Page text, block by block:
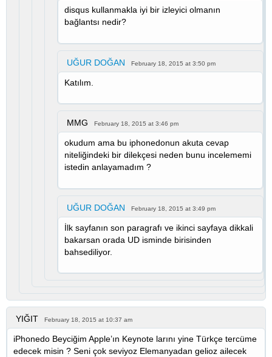
disqus kullanmakla iyi bir izleyici olmanın
bağlantsı nedir?
UĞUR DOĞAN February 18, 2015 at 3:50 pm
Katılım.
MMG February 18, 2015 at 3:46 pm
okudum ama bu iphonedonun akuta cevap
niteliğindeki bir dilekçesi neden bunu incelememi
istedin anlayamadım ?
UĞUR DOĞAN February 18, 2015 at 3:49 pm
İlk sayfanın son paragrafı ve ikinci sayfaya dikkali
bakarsan orada UD isminde birisinden
bahsediliyor.
YIĞIT February 18, 2015 at 10:37 am
iPhonedo Beyciğim Apple’ın Keynote larını yine Türkçe tercüme
edecek misin ? Seni çok seviyoz Elemanyadan gelioz ailecek